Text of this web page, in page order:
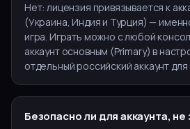
Нет: лицензия привязывается к
(Украина, Индия и Турция) —
игра. Играть можно с любой
аккаунт основным (Primary) в
отдельный российский аккаунт
Безопасно ли для аккаунта, не